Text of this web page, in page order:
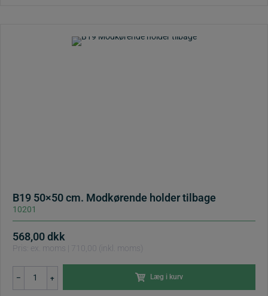
B19 50×50 cm. Modkørende holder tilbage
10201
568,00dkk
Pris: ex. moms | 710,00 (inkl. moms)
–
50x50
cm.
+ Læg i kurv